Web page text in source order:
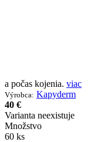
a počas kojenia. viac
Výrobca: Kapyderm
40 €
Varianta neexistuje
Množstvo
60 ks